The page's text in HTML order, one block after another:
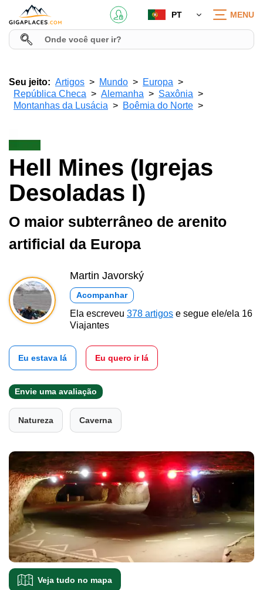
PT MENU
Seu jeito: Artigos Mundo
Europa
República Checa
Alemanha
Saxônia
Montanhas da Lusácia
Boêmia do Norte
Hell Mines (Igrejas
Desoladas I)
O maior subterrâneo de arenito
artificial da Europa
Martin Javorský
Acompanhar
Ela escreveu 378 artigos e segue ele/ela 16
Viajantes
Eu estava lá Eu quero ir lá
Envie uma avaliação
Natureza Caverna
Veja tudo no mapa